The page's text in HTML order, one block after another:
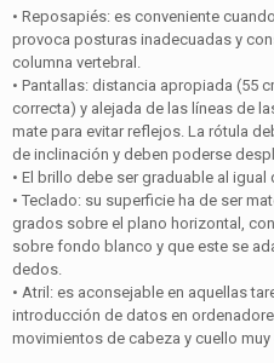
• Reposapiés: es conveniente
provoca posturas inadecuadas y
columna vertebral.
• Pantallas: distancia apropiada (55
correcta) y alejada de las líneas de
mate para evitar reflejos. La rótula
de inclinación y deben poderse
• El brillo debe ser graduable al igual
• Teclado: su superficie ha de ser
grados sobre el plano horizontal,
sobre fondo blanco y que este se
dedos.
• Atril: es aconsejable en aquellas
introducción de datos en
movimientos de cabeza y cuello